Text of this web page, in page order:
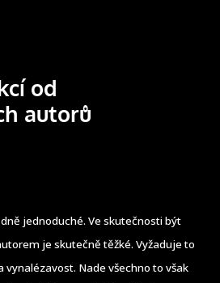
od
autorů
jednoduché. Ve skutečnosti být
je skutečně těžké. Vyžaduje to
Nade všechno to však